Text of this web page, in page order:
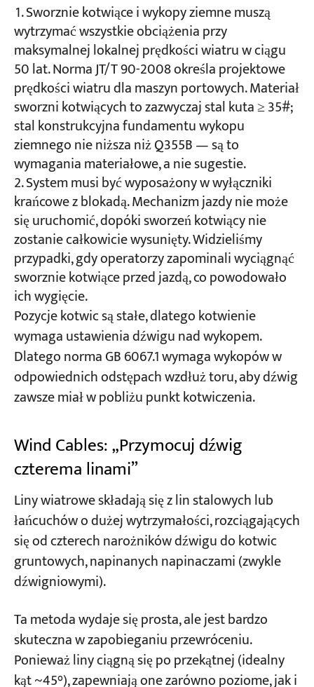
Sworznie kotwiące i wykopy ziemne muszą
wytrzymać wszystkie obciążenia przy
maksymalnej lokalnej prędkości wiatru w ciągu
50 lat. Norma JT/T 90-2008 określa projektowe
prędkości wiatru dla maszyn portowych. Materiał
sworzni kotwiących to zazwyczaj stal kuta ≥ 35#;
stal konstrukcyjna fundamentu wykopu
ziemnego nie niższa niż Q355B — są to
wymagania materiałowe, a nie sugestie.
System musi być wyposażony w wyłączniki
krańcowe z blokadą. Mechanizm jazdy nie może
się uruchomić, dopóki sworzeń kotwiący nie
zostanie całkowicie wysunięty. Widzieliśmy
przypadki, gdy operatorzy zapominali wyciągnąć
sworznie kotwiące przed jazdą, co powodowało
ich wygięcie.
Pozycje kotwic są stałe, dlatego kotwienie
wymaga ustawienia dźwigu nad wykopem.
Dlatego norma GB 6067.1 wymaga wykopów w
odpowiednich odstępach wzdłuż toru, aby dźwig
zawsze miał w pobliżu punkt kotwiczenia.
Wind Cables: „Przymocuj dźwig
czterema linami”
Liny wiatrowe składają się z lin stalowych lub
łańcuchów o dużej wytrzymałości, rozciągających
się od czterech narożników dźwigu do kotwic
gruntowych, napinanych napinaczami (zwykle
dźwigniowymi).
Ta metoda wydaje się prosta, ale jest bardzo
skuteczna w zapobieganiu przewróceniu.
Ponieważ liny ciągną się po przekątnej (idealny
kąt ~45°), zapewniają one zarówno poziome, jak i